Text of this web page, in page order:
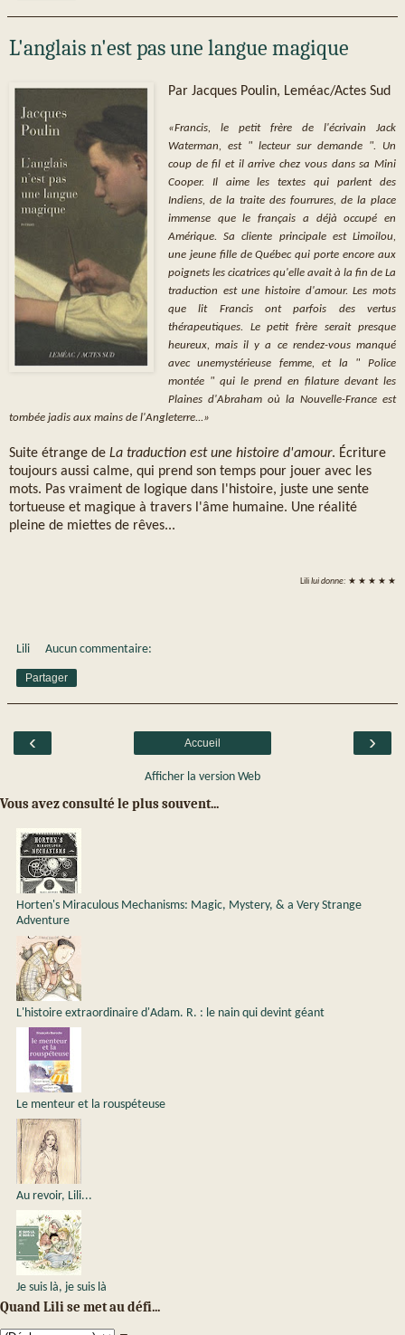
L'anglais n'est pas une langue magique
Par Jacques Poulin, Leméac/Actes Sud
«Francis, le petit frère de l'écrivain Jack
Waterman, est " lecteur sur demande ". Un
coup de fil et il arrive chez vous dans sa Mini
Cooper. Il aime les textes qui parlent des
Indiens, de la traite des fourrures, de la place
immense que le français a déjà occupé en
Amérique. Sa cliente principale est Limoilou,
une jeune fille de Québec qui porte encore aux
poignets les cicatrices qu'elle avait à la fin de La
traduction est une histoire d'amour. Les mots
que lit Francis ont parfois des vertus
thérapeutiques. Le petit frère serait presque
heureux, mais il y a ce rendez-vous manqué
avec unemystérieuse femme, et la " Police
montée " qui le prend en filature devant les
Plaines d'Abraham où la Nouvelle-France est
tombée jadis aux mains de l'Angleterre...»
Suite étrange de La traduction est une histoire d'amour. Écriture
toujours aussi calme, qui prend son temps pour jouer avec les
mots. Pas vraiment de logique dans l'histoire, juste une sente
tortueuse et magique à travers l'âme humaine. Une réalité
pleine de miettes de rêves...
Lililui donne: ★ ★ ★ ★ ★
Lili Aucun commentaire:
Partager
‹ ›
Accueil
Afficher la version Web
Vous avez consulté le plus souvent...
Horten's Miraculous Mechanisms: Magic, Mystery, & a Very Strange
Adventure
L'histoire extraordinaire d'Adam. R. : le nain qui devint géant
Le menteur et la rouspéteuse
Au revoir, Lili...
Je suis là, je suis là
Quand Lili se met au défi...